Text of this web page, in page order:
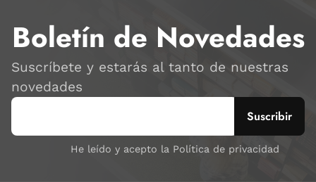
Boletín de Novedades
Suscríbete y estarás al tanto de nuestras
novedades
He leído y acepto la Política de privacidad